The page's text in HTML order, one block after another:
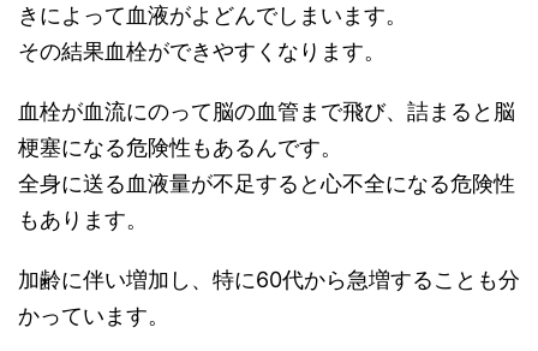
きによって血液がよどんでしまいます。
その結果血栓ができやすくなります。
血栓が血流にのって脳の血管まで飛び、詰まると脳
梗塞になる危険性もあるんです。
全身に送る血液量が不足すると心不全になる危険性
もあります。
加齢に伴い増加し、特に60代から急増することも分
かっています。